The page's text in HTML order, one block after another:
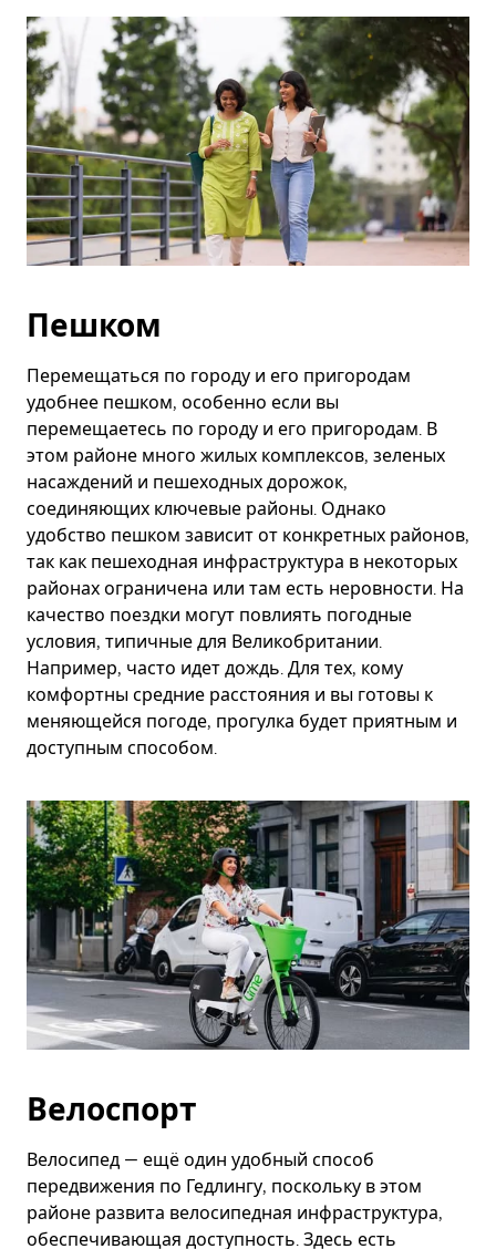
Esc.
Пешком
Перемещаться по городу и его пригородам
удобнее пешком, особенно если вы
перемещаетесь по городу и его пригородам. В
этом районе много жилых комплексов, зеленых
насаждений и пешеходных дорожок,
соединяющих ключевые районы. Однако
удобство пешком зависит от конкретных районов,
так как пешеходная инфраструктура в некоторых
районах ограничена или там есть неровности. На
качество поездки могут повлиять погодные
условия, типичные для Великобритании.
Например, часто идет дождь. Для тех, кому
комфортны средние расстояния и вы готовы к
меняющейся погоде, прогулка будет приятным и
доступным способом.
Велоспорт
Велосипед — ещё один удобный способ
передвижения по Гедлингу, поскольку в этом
районе развита велосипедная инфраструктура,
обеспечивающая доступность. Здесь есть